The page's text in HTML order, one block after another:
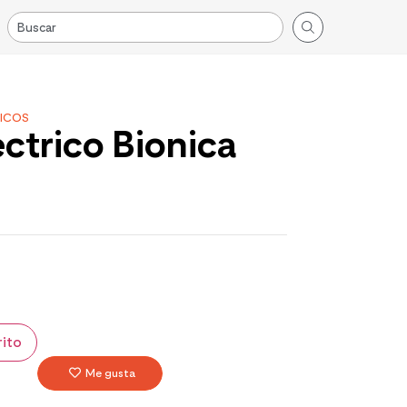
Bionica
Me gusta